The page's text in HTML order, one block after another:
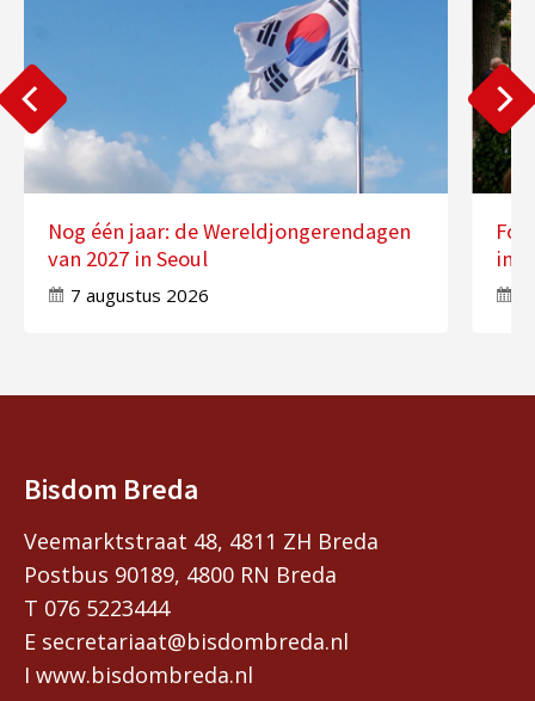
Nog één jaar: de Wereldjongerendagen
van 2027 in Seoul
7 augustus 2026
in
Bisdom Breda
Veemarktstraat 48, 4811 ZH Breda
Postbus 90189, 4800 RN Breda
T 076 5223444
E secretariaat@bisdombreda.nl
I www.bisdombreda.nl